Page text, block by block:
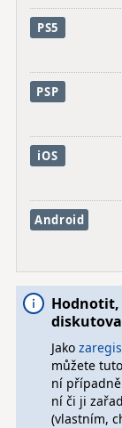
PS5
PSP
iOS
Android
Jako
můžete
ní
ní či ji
(vlastním,